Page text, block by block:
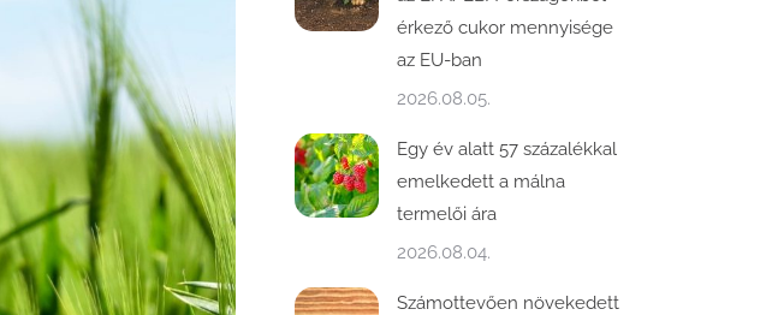
érkező cukor mennyisége
az EU-ban
2026.08.05.
Egy év alatt 57 százalékkal
emelkedett a málna
termelői ára
2026.08.04.
Számottevően növekedett